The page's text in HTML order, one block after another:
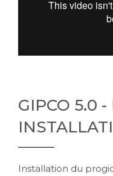
GIPCO 5.0
Installation du